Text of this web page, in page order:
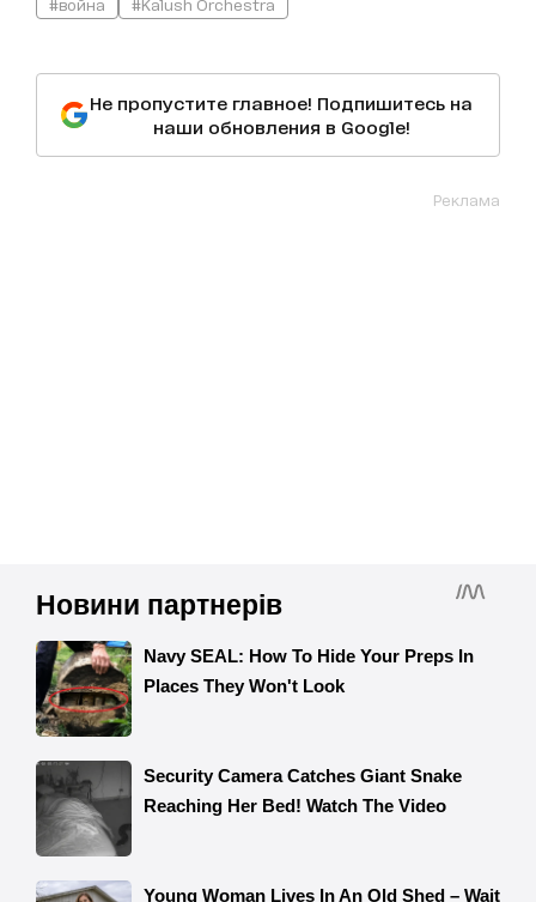
#война #Kalush Orchestra
Не пропустите главное! Подпишитесь на
наши обновления в Google!
Реклама